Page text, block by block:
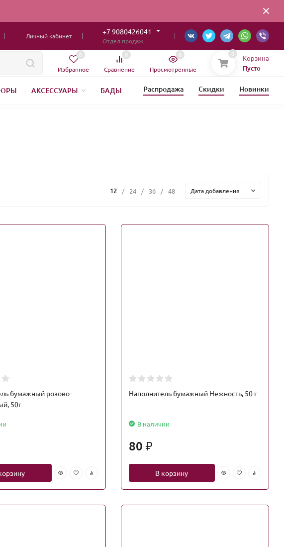
Личный кабинет +7 9080426041
Отдел продаж
Избранное
0
Сравнение
0
Просмотренные
0 0 Корзина
Пусто
АКСЕССУАРЫ
БАДЫ
Распродажа Скидки Новинки
12 / 24 / 36 / 48 Дата добавления
бумажный розово-
50г
Наполнитель бумажный Нежность, 50 г
В наличии
80 ₽
В корзину